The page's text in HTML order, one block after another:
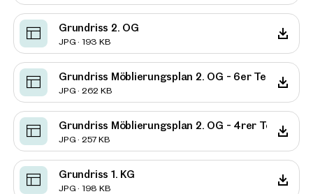
Grundriss 2. OG
JPG · 193 KB
Grundriss Möblierungsplan 2. OG - 6er Teilung
JPG · 262 KB
Grundriss Möblierungsplan 2. OG - 4rer Teilung
JPG · 257 KB
Grundriss 1. KG
JPG · 198 KB